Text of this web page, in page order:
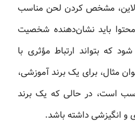
مشخص کردن لحن مناسب
باید نشان‌دهنده شخصیت
که بتواند ارتباط مؤثری با
مثال، برای یک برند آموزشی،
است، در حالی که یک برند
انگیزشی داشته باشد.